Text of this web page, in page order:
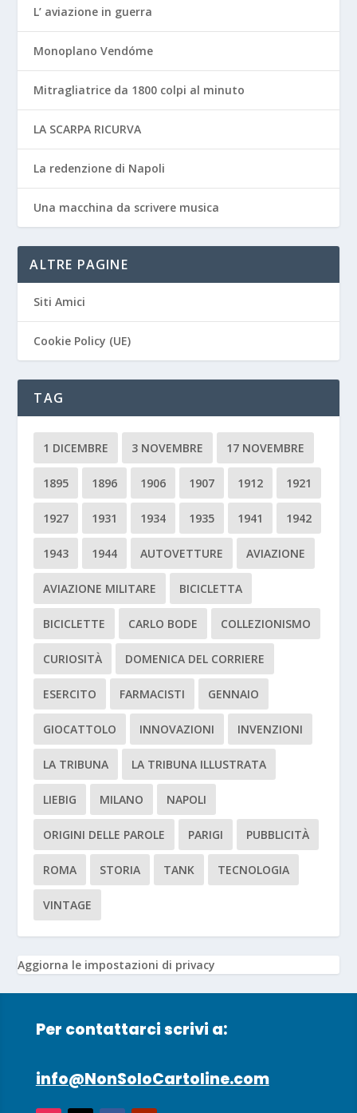
L’ aviazione in guerra
Monoplano Vendóme
Mitragliatrice da 1800 colpi al minuto
LA SCARPA RICURVA
La redenzione di Napoli
Una macchina da scrivere musica
ALTRE PAGINE
Siti Amici
Cookie Policy (UE)
TAG
1 DICEMBRE 3 NOVEMBRE 17 NOVEMBRE
1895 1896 1906 1907 1912 1921
1927 1931 1934 1935 1941 1942
1943 1944 AUTOVETTURE AVIAZIONE
AVIAZIONE MILITARE BICICLETTA
BICICLETTE CARLO BODE COLLEZIONISMO
CURIOSITÀ DOMENICA DEL CORRIERE
ESERCITO FARMACISTI GENNAIO
GIOCATTOLO INNOVAZIONI INVENZIONI
LA TRIBUNA LA TRIBUNA ILLUSTRATA
LIEBIG MILANO NAPOLI
ORIGINI DELLE PAROLE PARIGI PUBBLICITÀ
ROMA STORIA TANK TECNOLOGIA
VINTAGE
Aggiorna le impostazioni di privacy
Per contattarci scrivi a:
info@NonSoloCartoline.com